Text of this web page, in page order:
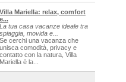
Villa Mariella: relax, comfort
e...
La tua casa vacanze ideale tra
spiaggia, movida e...
Se cerchi una vacanza che
unisca comodità, privacy e
contatto con la natura, Villa
Mariella è la...